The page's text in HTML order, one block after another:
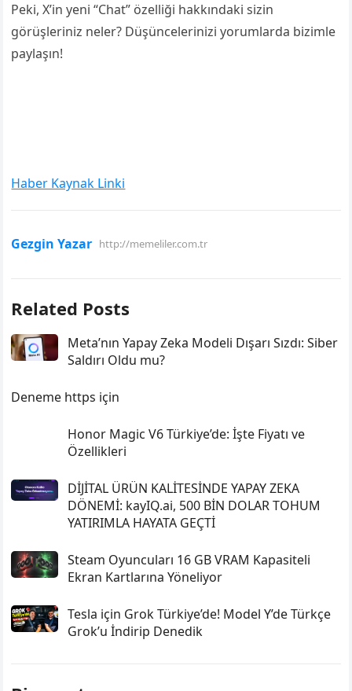
Peki, X’in yeni “Chat” özelliği hakkındaki sizin
görüşleriniz neler? Düşüncelerinizi yorumlarda bizimle
paylaşın!
Haber Kaynak Linki
Gezgin Yazar http://memeliler.com.tr
Related Posts
Meta’nın Yapay Zeka Modeli Dışarı Sızdı: Siber
Saldırı Oldu mu?
Deneme https için
Honor Magic V6 Türkiye’de: İşte Fiyatı ve
Özellikleri
DİJİTAL ÜRÜN KALİTESİNDE YAPAY ZEKA
DÖNEMİ: kayIQ.ai, 500 BİN DOLAR TOHUM
YATIRIMLA HAYATA GEÇTİ
Steam Oyuncuları 16 GB VRAM Kapasiteli
Ekran Kartlarına Yöneliyor
Tesla için Grok Türkiye’de! Model Y’de Türkçe
Grok’u İndirip Denedik